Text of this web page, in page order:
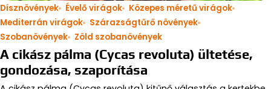
Dísznövények Évelő virágok
Közepes méretű virágok
Mediterrán virágok
Szárazságtűrő növények
Szobanövények
Zöld szobanövények
A cikász pálma (Cycas revoluta) ültetése,
gondozása, szaporítása